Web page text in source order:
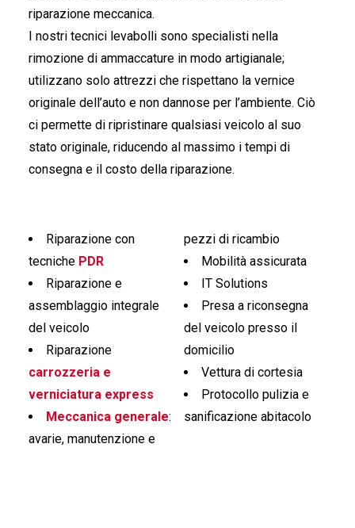
riparazione meccanica.
I nostri tecnici levabolli sono specialisti nella
rimozione di ammaccature in modo artigianale;
utilizzano solo attrezzi che rispettano la vernice
originale dell’auto e non dannose per l’ambiente. Ciò
ci permette di ripristinare qualsiasi veicolo al suo
stato originale, riducendo al massimo i tempi di
consegna e il costo della riparazione.
Riparazione con
tecniche PDR
Riparazione e
assemblaggio integrale
del veicolo
Riparazione
carrozzeria e
verniciatura express
Meccanica generale:
avarie, manutenzione e
pezzi di ricambio
Mobilità assicurata
IT Solutions
Presa a riconsegna
del veicolo presso il
domicilio
Vettura di cortesia
Protocollo pulizia e
sanificazione abitacolo